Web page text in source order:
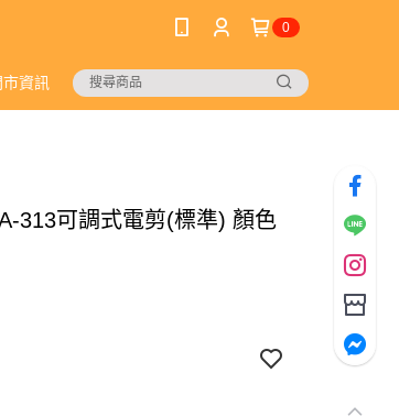
0
資訊
313可調式電剪(標準) 顏色